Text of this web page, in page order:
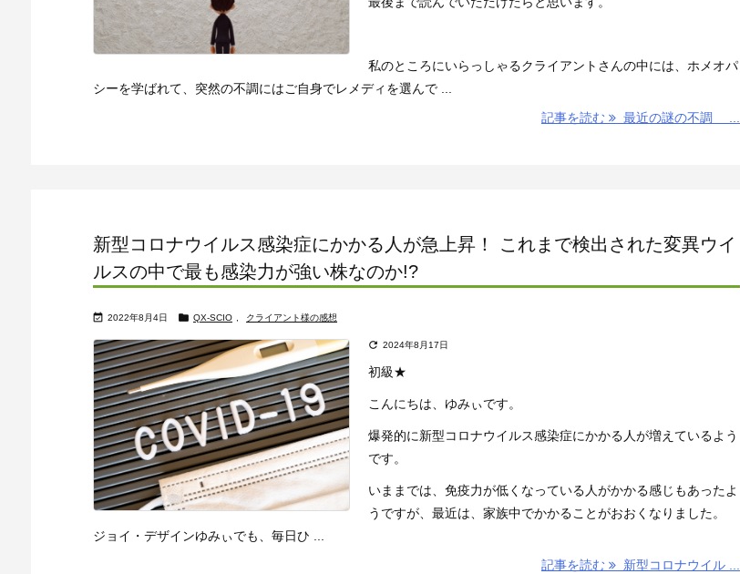
私のところにいらっしゃるクライアントさんの中には、ホメオパ
シーを学ばれて、突然の不調にはご自身でレメディを選んで ...
記事を読む
最近の謎の不調 ...
新型コロナウイルス感染症にかかる人が急上昇！ これまで検出された変異ウイ
ルスの中で最も感染力が強い株なのか!?
 2022年8月4日  QX-SCIO , クライアント様の感想
 2024年8月17日
初級★
こんにちは、ゆみぃです。
爆発的に新型コロナウイルス感染症にかかる人が増えているよう
です。
いままでは、免疫力が低くなっている人がかかる感じもあったよ
うですが、最近は、家族中でかかることがおおくなりました。
ジョイ・デザインゆみぃでも、毎日ひ ...
記事を読む
新型コロナウイル ...